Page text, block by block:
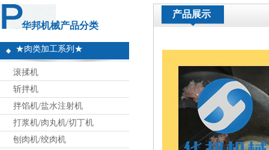
华邦机械产品分类
★肉类加工系列★
滚揉机
斩拌机
拌馅机/盐水注射机
打浆机/肉丸机/切丁机
刨肉机/绞肉机
产品展示